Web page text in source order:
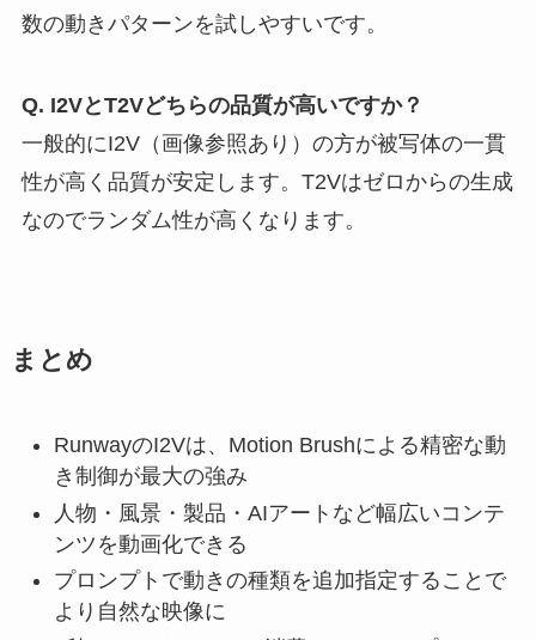
数の動きパターンを試しやすいです。
Q. I2VとT2Vどちらの品質が高いですか？
一般的にI2V（画像参照あり）の方が被写体の一貫
性が高く品質が安定します。T2Vはゼロからの生成
なのでランダム性が高くなります。
まとめ
RunwayのI2Vは、Motion Brushによる精密な動
き制御が最大の強み
人物・風景・製品・AIアートなど幅広いコンテ
ンツを動画化できる
プロンプトで動きの種類を追加指定することで
より自然な映像に